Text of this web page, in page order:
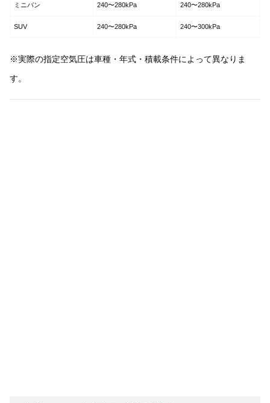
ミニバン 240〜280kPa 240〜280kPa
SUV 240〜280kPa 240〜300kPa
※実際の指定空気圧は車種・年式・積載条件によって異なりま
す。